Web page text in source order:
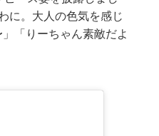
に。大人の色気を感じ
「りーちゃん素敵だよ